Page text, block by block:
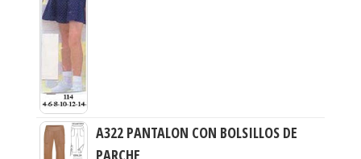
A322 PANTALON CON BOLSILLOS DE
PARCHE